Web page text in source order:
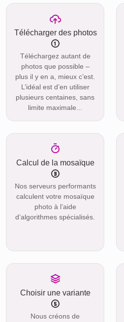
Télécharger des photos
Téléchargez autant de
photos que possible –
plus il y en a, mieux c’est.
L’idéal est d’en utiliser
plusieurs centaines, sans
limite maximale...
Calcul de la mosaïque
Nos serveurs performants
calculent votre mosaïque
photo à l’aide
d’algorithmes spécialisés.
Choisir une variante
Nous créons de